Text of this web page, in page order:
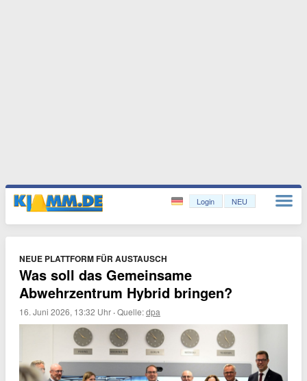
Login NEU
NEUE PLATTFORM FÜR AUSTAUSCH
Was soll das Gemeinsame
Abwehrzentrum Hybrid bringen?
16. Juni 2026, 13:32 Uhr ·Quelle:dpa